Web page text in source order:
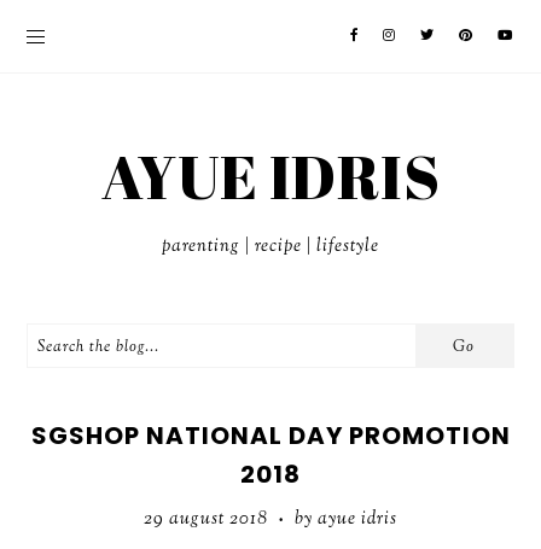
AYUE IDRIS
parenting | recipe | lifestyle
SGSHOP NATIONAL DAY PROMOTION
2018
29 august 2018 • by ayue idris